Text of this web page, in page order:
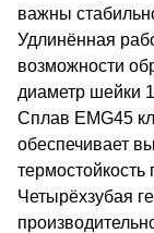
важны
Удлинённая
возможности
диаметр шейки
Сплав EMG45
обеспечивает
Четырёхзубая